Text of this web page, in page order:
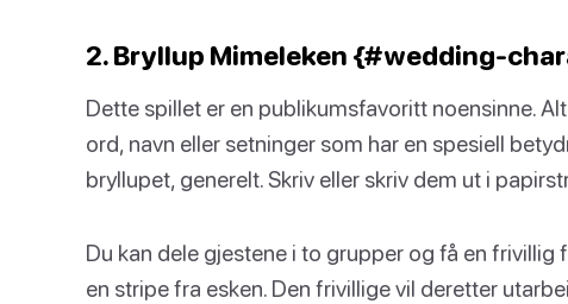
2. Bryllup Mimeleken {#wedding-
Dette spillet er en publikumsfavoritt noensinne.
ord, navn eller setninger som har en spesiell
bryllupet, generelt. Skriv eller skriv dem ut i
Du kan dele gjestene i to grupper og få en
en stripe fra esken. Den frivillige vil deretter